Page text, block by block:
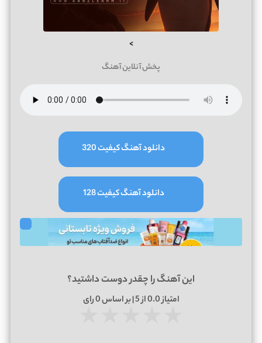
>
پخش آنلاین آهنگ
دانلود آهنگ کیفیت 320
دانلود آهنگ کیفیت 128
این آهنگ را چقدر دوست داشتید؟
امتیاز0.0از 5 | بر اساس 0رای